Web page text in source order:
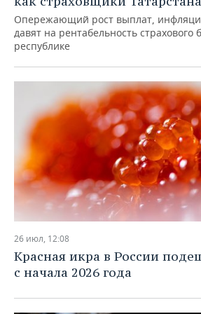
Опережающий рост выплат,
давят на рентабельность страхового
республике
26 июл, 12:08
Красная икра в России
с начала 2026 года